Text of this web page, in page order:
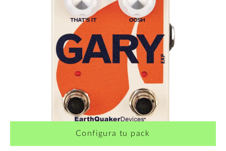
Configura tu pack